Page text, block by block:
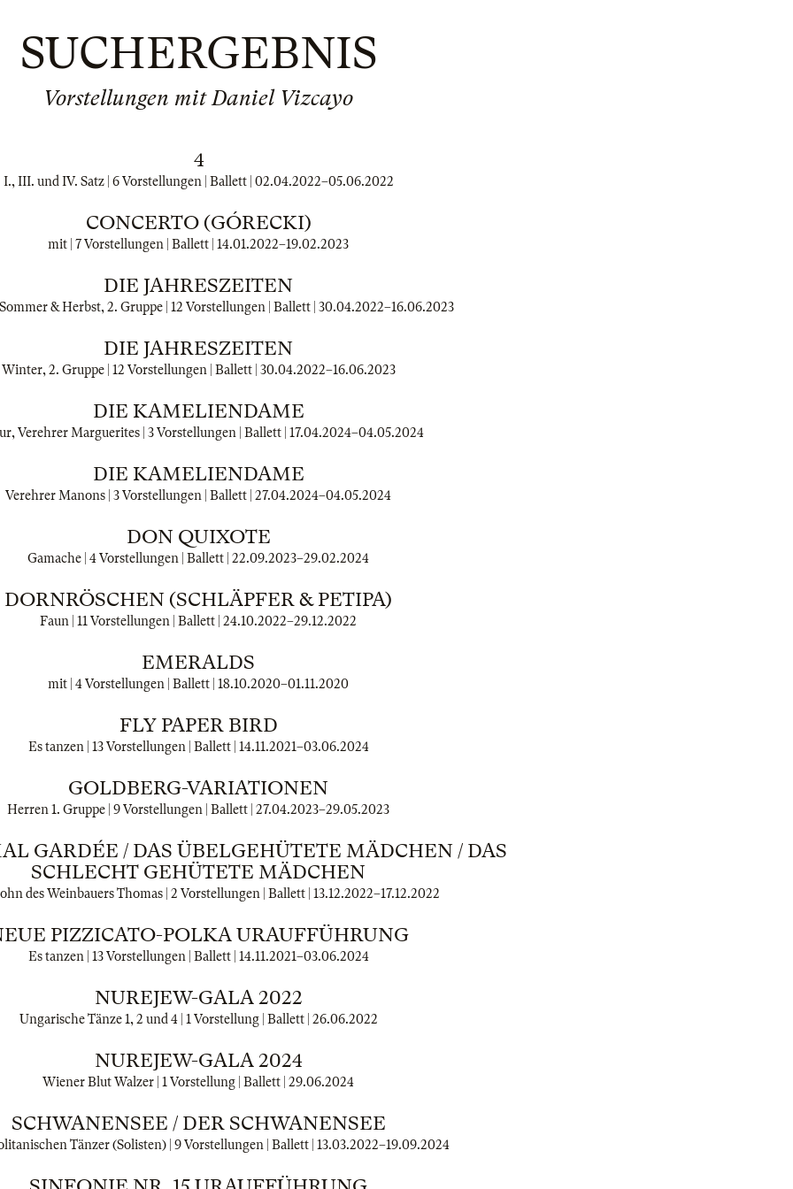
SUCHERGEBNIS
Vorstellungen mit Daniel Vizcayo
4
I., III. und IV. Satz | 6 Vorstellungen | Ballett | 02.04.2022–05.06.2022
CONCERTO (GÓRECKI)
mit | 7 Vorstellungen | Ballett | 14.01.2022–19.02.2023
DIE JAHRESZEITEN
& Herbst, 2. Gruppe | 12 Vorstellungen | Ballett | 30.04.2022–16.06.2023
DIE JAHRESZEITEN
Winter, 2. Gruppe | 12 Vorstellungen | Ballett | 30.04.2022–16.06.2023
DIE KAMELIENDAME
Verehrer Marguerites | 3 Vorstellungen | Ballett | 17.04.2024–04.05.2024
DIE KAMELIENDAME
Verehrer Manons | 3 Vorstellungen | Ballett | 27.04.2024–04.05.2024
DON QUIXOTE
Gamache | 4 Vorstellungen | Ballett | 22.09.2023–29.02.2024
DORNRÖSCHEN (SCHLÄPFER & PETIPA)
Faun | 11 Vorstellungen | Ballett | 24.10.2022–29.12.2022
EMERALDS
mit | 4 Vorstellungen | Ballett | 18.10.2020–01.11.2020
FLY PAPER BIRD
Es tanzen | 13 Vorstellungen | Ballett | 14.11.2021–03.06.2024
GOLDBERG-VARIATIONEN
Herren 1. Gruppe | 9 Vorstellungen | Ballett | 27.04.2023–29.05.2023
GARDÉE / DAS ÜBELGEHÜTETE MÄDCHEN / DAS
SCHLECHT GEHÜTETE MÄDCHEN
des Weinbauers Thomas | 2 Vorstellungen | Ballett | 13.12.2022–17.12.2022
PIZZICATO-POLKA URAUFFÜHRUNG
Es tanzen | 13 Vorstellungen | Ballett | 14.11.2021–03.06.2024
NUREJEW-GALA 2022
Ungarische Tänze 1, 2 und 4 | 1 Vorstellung | Ballett | 26.06.2022
NUREJEW-GALA 2024
Wiener Blut Walzer | 1 Vorstellung | Ballett | 29.06.2024
SCHWANENSEE / DER SCHWANENSEE
Tänzer (Solisten) | 9 Vorstellungen | Ballett | 13.03.2022–19.09.2024